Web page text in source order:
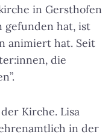
in Gersthofen
gefunden hat, ist
animiert hat. Seit
die
Kirche. Lisa
in der